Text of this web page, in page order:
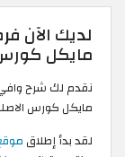
لديك الآن
مايكل
نقدم لك شرح
مايكل كورس
لقد بدأ إطلاق